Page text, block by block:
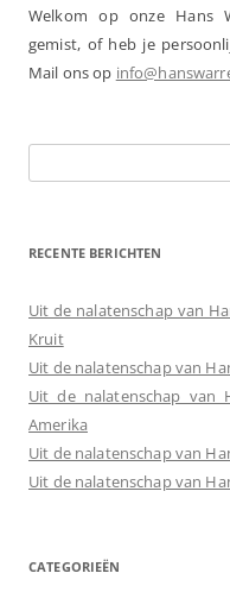
Welkom op onze Hans
gemist, of heb je
Mail ons op
naar:
RECENTE BERICHTEN
Uit de nalatenschap van
Kruit
Uit de nalatenschap van
Uit de nalatenschap van
Amerika
Uit de nalatenschap van
Uit de nalatenschap van
CATEGORIEËN